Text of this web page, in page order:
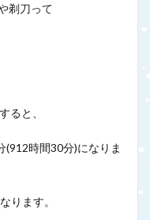
剃刀って
ると、
時間30分)になりま
ります。